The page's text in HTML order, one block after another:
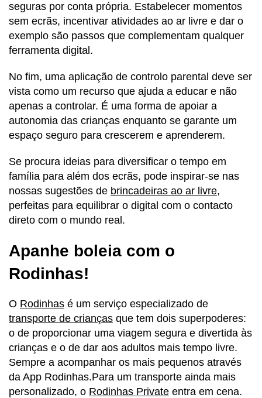
seguras por conta própria. Estabelecer momentos
sem ecrãs, incentivar atividades ao ar livre e dar o
exemplo são passos que complementam qualquer
ferramenta digital.
No fim, uma aplicação de controlo parental deve ser
vista como um recurso que ajuda a educar e não
apenas a controlar. É uma forma de apoiar a
autonomia das crianças enquanto se garante um
espaço seguro para crescerem e aprenderem.
Se procura ideias para diversificar o tempo em
família para além dos ecrãs, pode inspirar-se nas
nossas sugestões de brincadeiras ao ar livre,
perfeitas para equilibrar o digital com o contacto
direto com o mundo real.
Apanhe boleia com o
Rodinhas!
O Rodinhas é um serviço especializado de
transporte de crianças que tem dois superpoderes:
o de proporcionar uma viagem segura e divertida às
crianças e o de dar aos adultos mais tempo livre.
Sempre a acompanhar os mais pequenos através
da App Rodinhas.Para um transporte ainda mais
personalizado, o Rodinhas Private entra em cena.